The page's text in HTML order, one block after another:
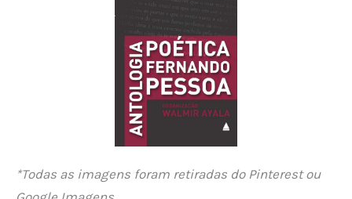
*Todas as imagens foram retiradas do Pinterest ou